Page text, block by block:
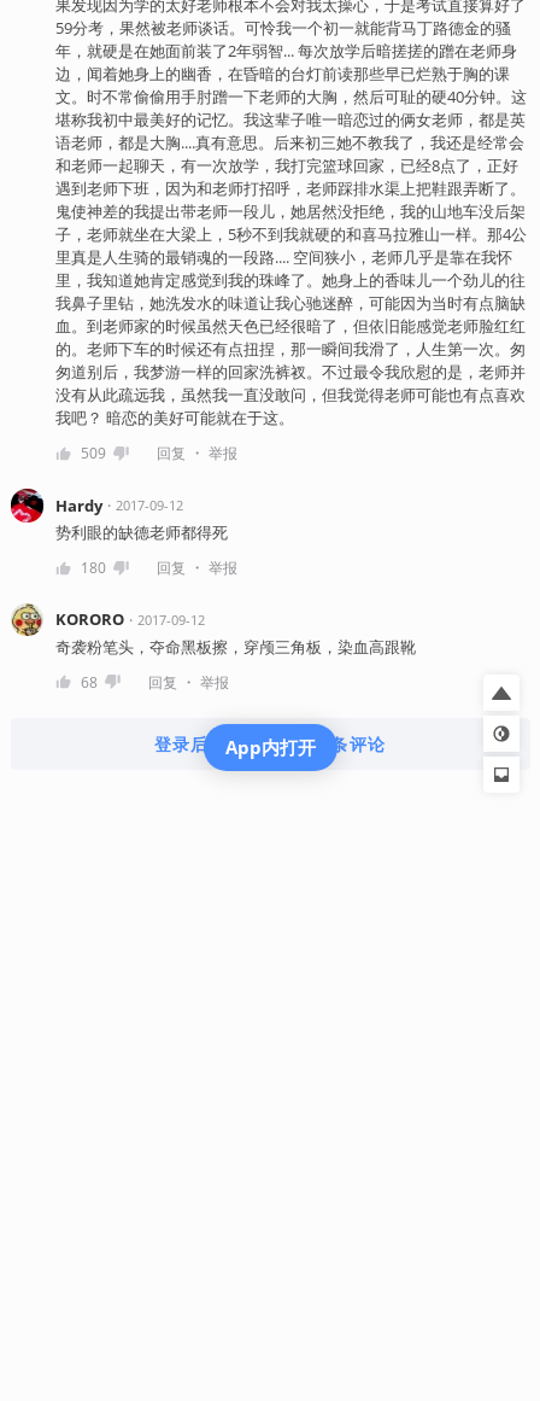
果发现因为学的太好老师根本不会对我太操心，于是考试直接算好了
59分考，果然被老师谈话。可怜我一个初一就能背马丁路德金的骚
年，就硬是在她面前装了2年弱智... 每次放学后暗搓搓的蹭在老师身
边，闻着她身上的幽香，在昏暗的台灯前读那些早已烂熟于胸的课
文。时不常偷偷用手肘蹭一下老师的大胸，然后可耻的硬40分钟。这
堪称我初中最美好的记忆。我这辈子唯一暗恋过的俩女老师，都是英
语老师，都是大胸....真有意思。后来初三她不教我了，我还是经常会
和老师一起聊天，有一次放学，我打完篮球回家，已经8点了，正好
遇到老师下班，因为和老师打招呼，老师踩排水渠上把鞋跟弄断了。
鬼使神差的我提出带老师一段儿，她居然没拒绝，我的山地车没后架
子，老师就坐在大梁上，5秒不到我就硬的和喜马拉雅山一样。那4公
里真是人生骑的最销魂的一段路.... 空间狭小，老师几乎是靠在我怀
里，我知道她肯定感觉到我的珠峰了。她身上的香味儿一个劲儿的往
我鼻子里钻，她洗发水的味道让我心驰迷醉，可能因为当时有点脑缺
血。到老师家的时候虽然天色已经很暗了，但依旧能感觉老师脸红红
的。老师下车的时候还有点扭捏，那一瞬间我滑了，人生第一次。匆
匆道别后，我梦游一样的回家洗裤衩。不过最令我欣慰的是，老师并
没有从此疏远我，虽然我一直没敢问，但我觉得老师可能也有点喜欢
我吧？ 暗恋的美好可能就在于这。
509 回复 ・ 举报
Hardy・ 2017-09-12
势利眼的缺德老师都得死
180 回复 ・ 举报
KORORO・ 2017-09-12
奇袭粉笔头，夺命黑板擦，穿颅三角板，染血高跟靴
68 回复 ・ 举报
登录后查看全部 926 条评论
App内打开